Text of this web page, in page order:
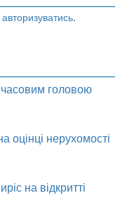
авторизуватись.